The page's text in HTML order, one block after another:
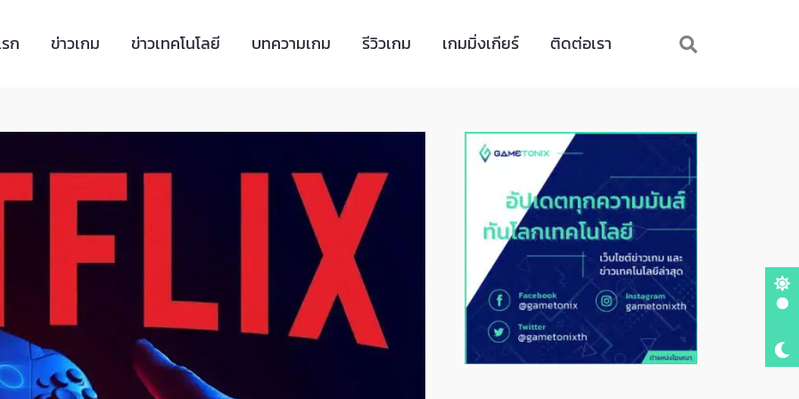
ก ข่าวเกม ข่าวเทคโนโลยี บทความเกม รีวิวเกม เกมมิ่งเกียร์ ติดต่อเรา